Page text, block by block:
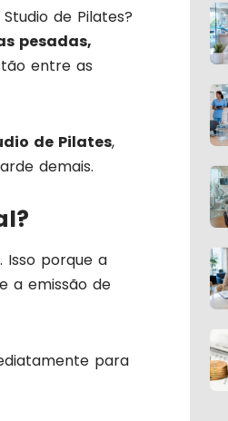
de Pilates?
pesadas,
entre as
de Pilates,
demais.
. Isso porque a
a emissão de
para